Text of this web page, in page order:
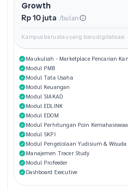
Growth
Rp 10 juta/bulan
Kampus baru atau yang baru digitalisasi
Maukuliah - Marketplace Pencarian
Modul PMB
Modul Tata Usaha
Modul Keuangan
Modul SIAKAD
Modul EDLINK
Modul EDOM
Modul Perhitungan Poin
Modul SKPI
Modul Pengelolaan Yudisium & Wisuda
Manajemen Tracer Study
Modul Profeeder
Dashboard Executive